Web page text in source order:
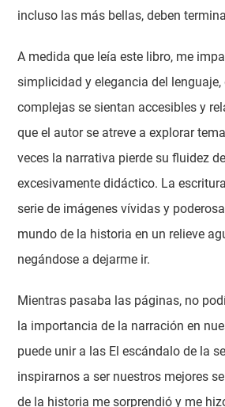
incluso las más bellas, deben
A medida que leía este libro, me
simplicidad y elegancia del lenguaje,
complejas se sientan accesibles y
que el autor se atreve a explorar
veces la narrativa pierde su fluidez
excesivamente didáctico. La
serie de imágenes vívidas y
mundo de la historia en un relieve
negándose a dejarme ir.
Mientras pasaba las páginas, no
la importancia de la narración en
puede unir a las El escándalo de la
inspirarnos a ser nuestros mejores
de la historia me sorprendió y me